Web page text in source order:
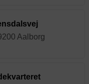
Aalborg